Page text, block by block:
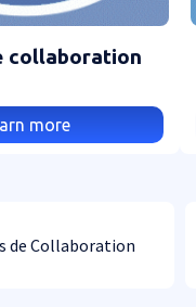
collaboration
more
de Collaboration